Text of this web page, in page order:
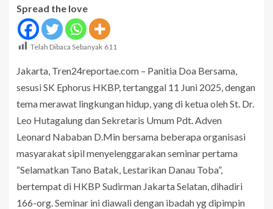
Spread the love
Telah Dibaca Sebanyak 611
Jakarta, Tren24reportae.com – Panitia Doa Bersama,
sesusi SK Ephorus HKBP, tertanggal 11 Juni 2025, dengan
tema merawat lingkungan hidup, yang di ketua oleh St. Dr.
Leo Hutagalung dan Sekretaris Umum Pdt. Adven
Leonard Nababan D.Min bersama beberapa organisasi
masyarakat sipil menyelenggarakan seminar pertama
“Selamatkan Tano Batak, Lestarikan Danau Toba”,
bertempat di HKBP Sudirman Jakarta Selatan, dihadiri
166-org. Seminar ini diawali dengan ibadah yg dipimpin